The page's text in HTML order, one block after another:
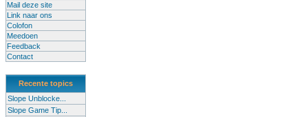
Mail deze site
Link naar ons
Colofon
Meedoen
Feedback
Contact
Recente topics
Slope Unblocke...
Slope Game Tip...